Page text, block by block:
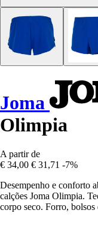
Joma
Olimpia
A partir de
€ 34,00 € 31,71 -7%
Desempenho e conforto
calções Joma Olimpia.
corpo seco. Forro,